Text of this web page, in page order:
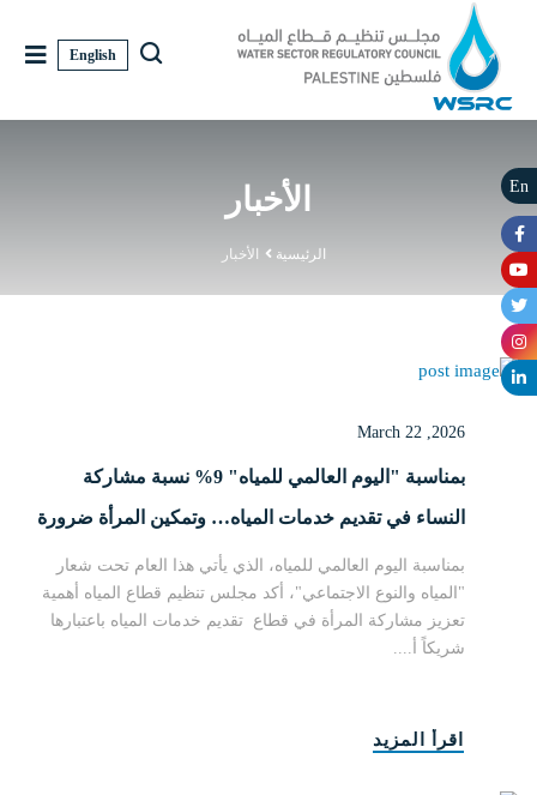
English
الأخبار
الرئيسية الأخبار
March 22 ,2026
بمناسبة "اليوم العالمي للمياه" 9% نسبة مشاركة
النساء في تقديم خدمات المياه… وتمكين المرأة ضرورة
لتطوير الخدمات
بمناسبة اليوم العالمي للمياه، الذي يأتي هذا العام تحت شعار
"المياه والنوع الاجتماعي"، أكد مجلس تنظيم قطاع المياه أهمية
تعزيز مشاركة المرأة في قطاع تقديم خدمات المياه باعتبارها
شريكاً أ....
اقرأ المزيد
En